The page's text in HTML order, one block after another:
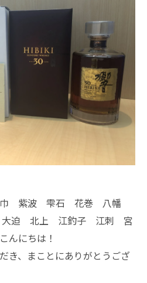
紫波 雫石 花巻 八幡
迫 北上 江釣子 江刺 宮
にちは！
き、まことにありがとうござ